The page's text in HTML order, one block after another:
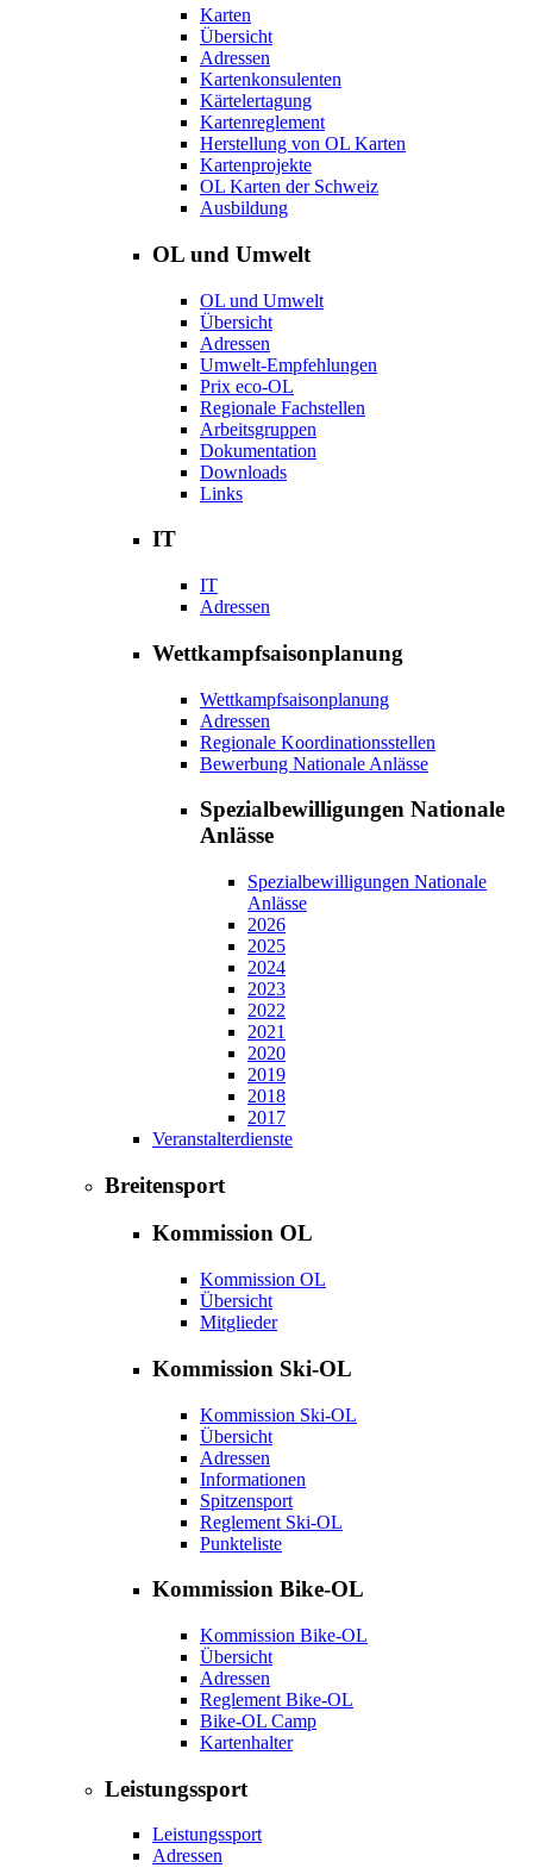
Karten
Übersicht
Adressen
Kartenkonsulenten
Kärtelertagung
Kartenreglement
Herstellung von OL Karten
Kartenprojekte
OL Karten der Schweiz
Ausbildung
OL und Umwelt
OL und Umwelt
Übersicht
Adressen
Umwelt-Empfehlungen
Prix eco-OL
Regionale Fachstellen
Arbeitsgruppen
Dokumentation
Downloads
Links
IT
IT
Adressen
Wettkampfsaisonplanung
Wettkampfsaisonplanung
Adressen
Regionale Koordinationsstellen
Bewerbung Nationale Anlässe
Spezialbewilligungen Nationale
Anlässe
Spezialbewilligungen Nationale
Anlässe
2026
2025
2024
2023
2022
2021
2020
2019
2018
2017
Veranstalterdienste
Breitensport
Kommission OL
Kommission OL
Übersicht
Mitglieder
Kommission Ski-OL
Kommission Ski-OL
Übersicht
Adressen
Informationen
Spitzensport
Reglement Ski-OL
Punkteliste
Kommission Bike-OL
Kommission Bike-OL
Übersicht
Adressen
Reglement Bike-OL
Bike-OL Camp
Kartenhalter
Leistungssport
Leistungssport
Adressen